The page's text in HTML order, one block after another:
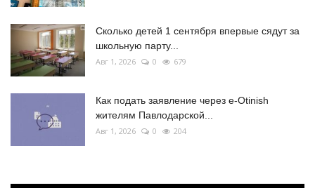
Сколько детей 1 сентября впервые сядут за
школьную парту...
Авг 1, 2026 0 679
Как подать заявление через e-Otinish
жителям Павлодарской...
Авг 1, 2026 0 204